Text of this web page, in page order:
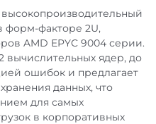
высокопроизводительный
форм-факторе 2U,
AMD EPYC 9004 серии.
вычислительных ядер, до
ошибок и предлагает
данных, что
для самых
в корпоративных